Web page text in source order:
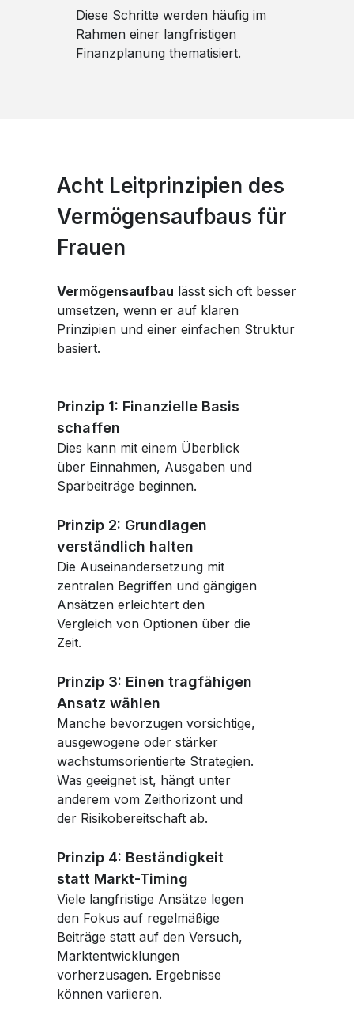
Diese Schritte werden häufig im
Rahmen einer langfristigen
Finanzplanung thematisiert.
Acht Leitprinzipien des
Vermögensaufbaus für
Frauen
Vermögensaufbau lässt sich oft besser
umsetzen, wenn er auf klaren
Prinzipien und einer einfachen Struktur
basiert.
Prinzip 1: Finanzielle Basis
schaffen
Dies kann mit einem Überblick
über Einnahmen, Ausgaben und
Sparbeiträge beginnen.
Prinzip 2: Grundlagen
verständlich halten
Die Auseinandersetzung mit
zentralen Begriffen und gängigen
Ansätzen erleichtert den
Vergleich von Optionen über die
Zeit.
Prinzip 3: Einen tragfähigen
Ansatz wählen
Manche bevorzugen vorsichtige,
ausgewogene oder stärker
wachstumsorientierte Strategien.
Was geeignet ist, hängt unter
anderem vom Zeithorizont und
der Risikobereitschaft ab.
Prinzip 4: Beständigkeit
statt Markt-Timing
Viele langfristige Ansätze legen
den Fokus auf regelmäßige
Beiträge statt auf den Versuch,
Marktentwicklungen
vorherzusagen. Ergebnisse
können variieren.